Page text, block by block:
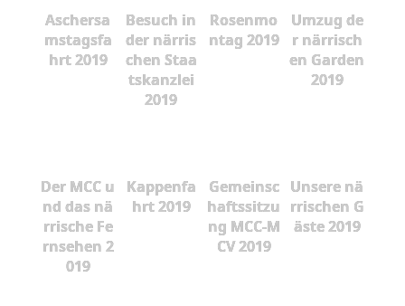
Aschersa
mstagsfa
hrt 2019
Besuch in
der närris
chen Staa
tskanzlei
2019
Rosenmo
ntag 2019
Umzug de
r närrisch
en Garden
2019
Der MCC u
nd das nä
rrische Fe
rnsehen 2
019
Kappenfa
hrt 2019
Gemeinsc
haftssitzu
ng MCC-M
CV 2019
Unsere nä
rrischen G
äste 2019